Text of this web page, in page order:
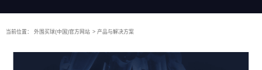
当前位置： 外围买球(中国)官方网站 > 产品与解决方案